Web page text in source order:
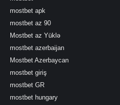
mostbet apk
mostbet az 90
Mostbet az Yüklə
mostbet azerbaijan
Mostbet Azerbaycan
mostbet giriş
mostbet GR
mostbet hungary